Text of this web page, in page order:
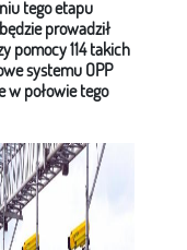
tego etapu
prowadził
pomocy 114 takich
systemu OPP
w połowie tego